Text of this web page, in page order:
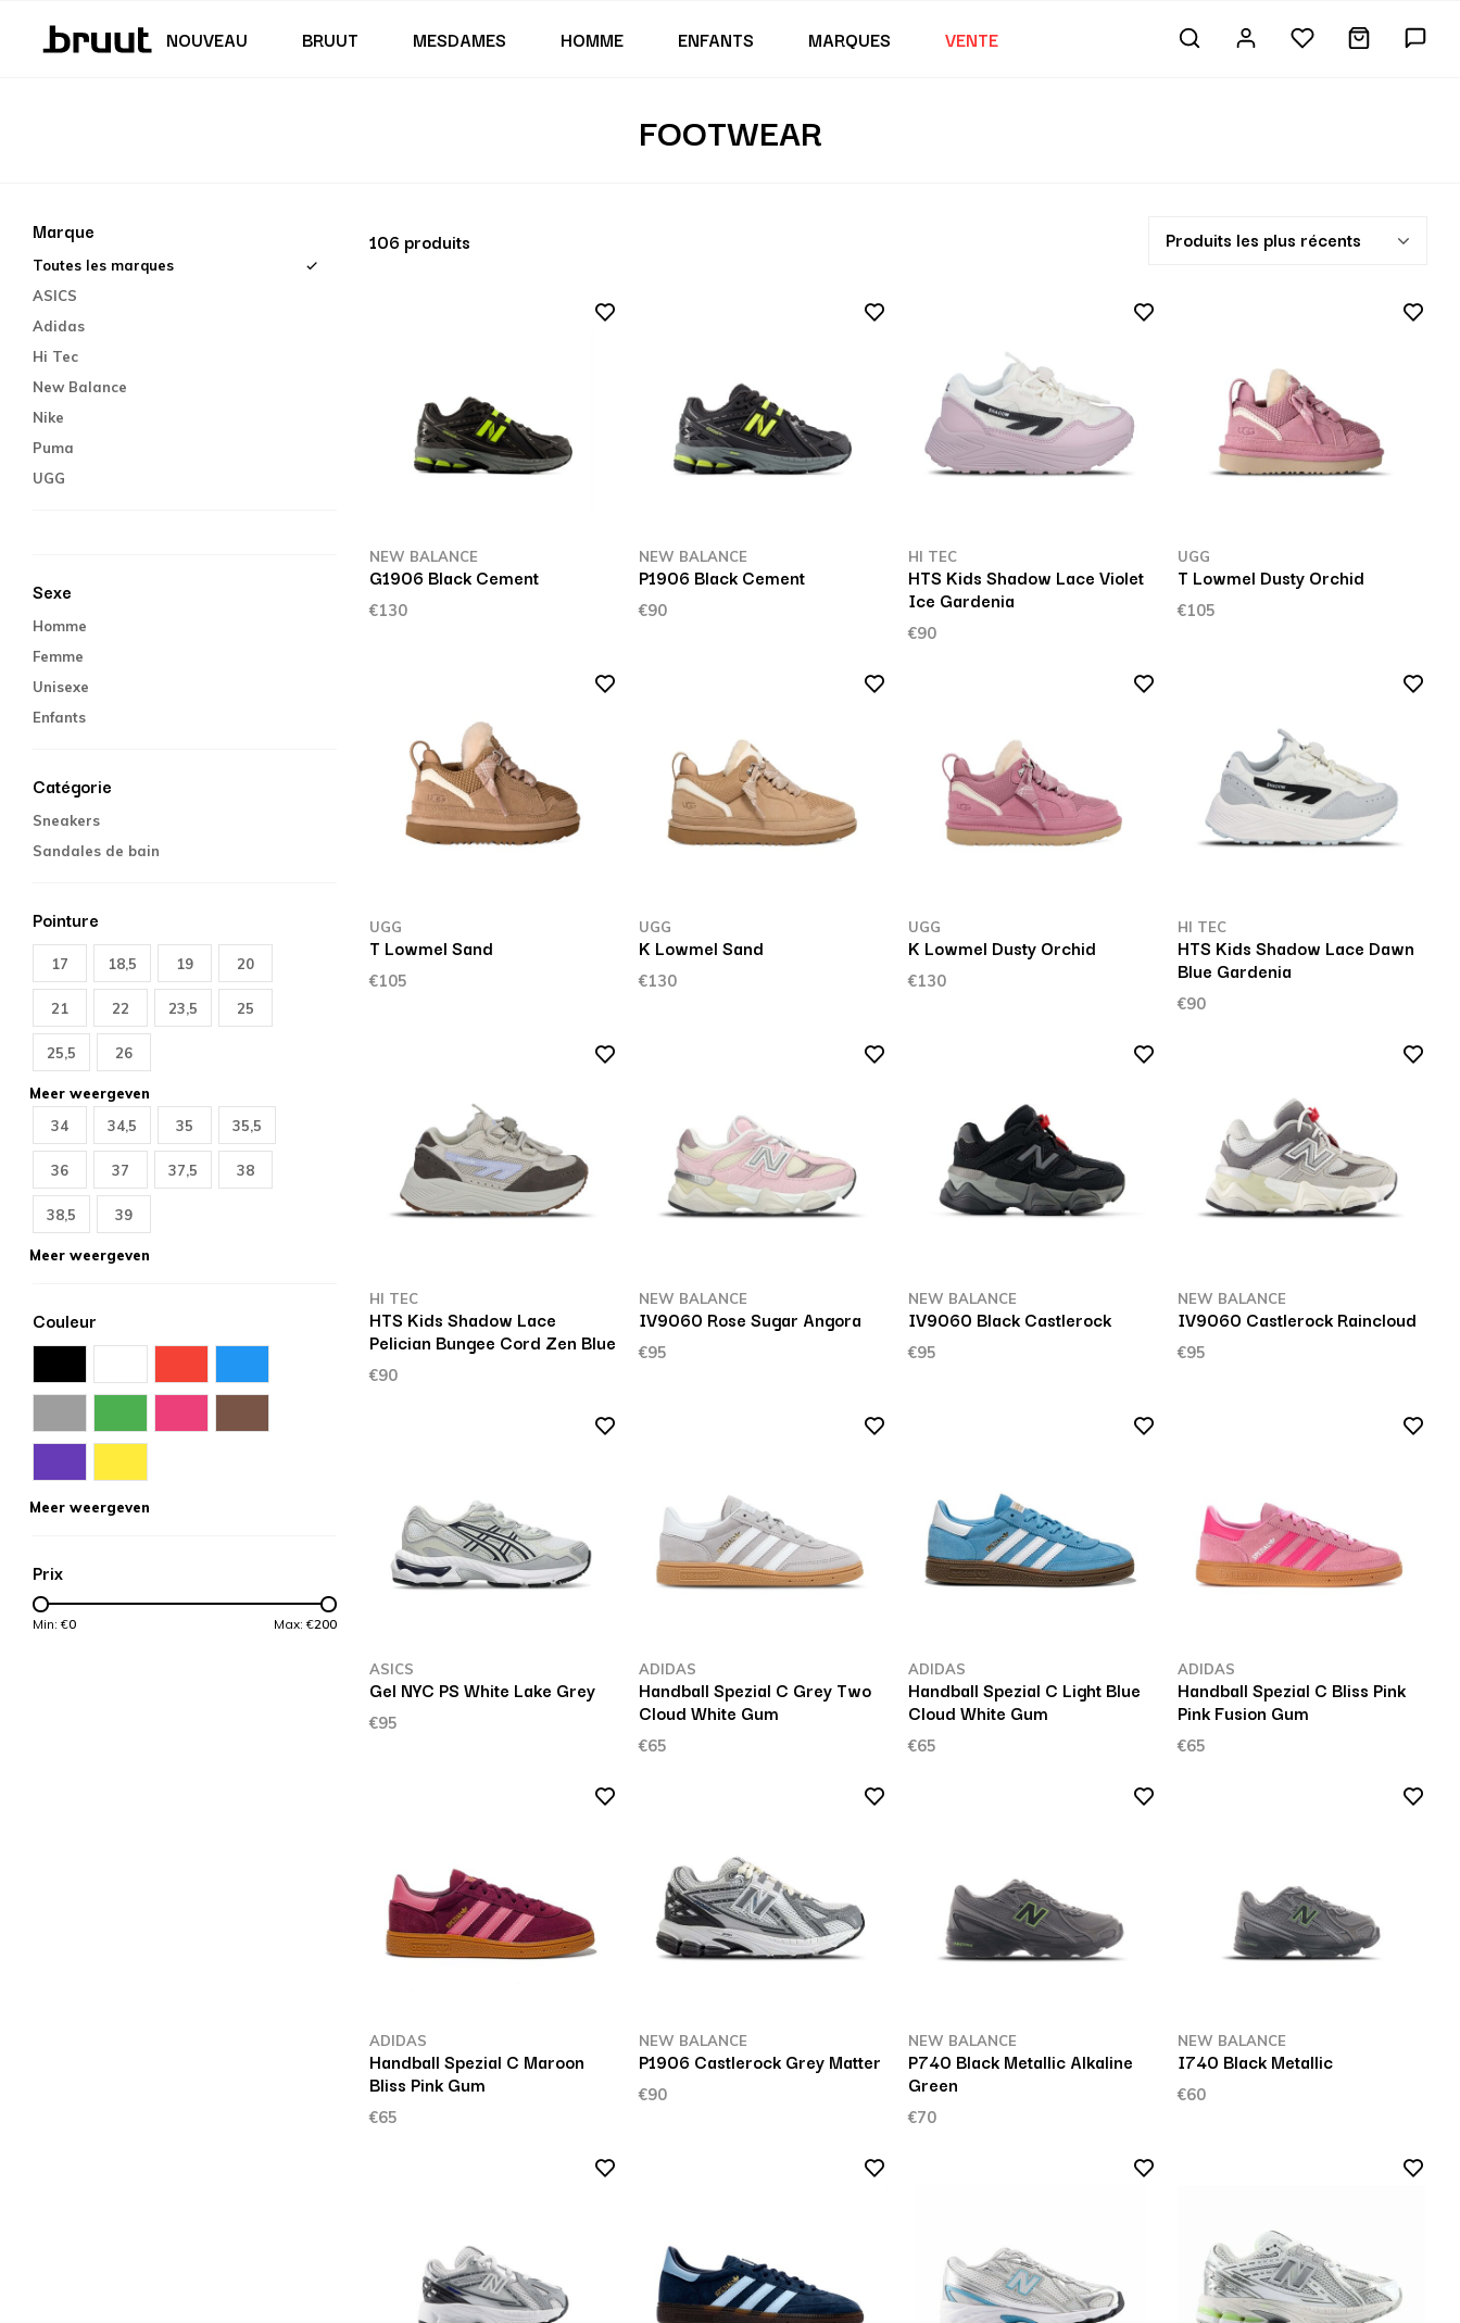
NOUVEAU BRUUT
Shorts
MESDAMES
Jupes & robes
HOMME
Maillot de bain
ENFANTS
Junior (122 - 170 CM)
MARQUES VENTE
FOOTWEAR
Marque
Toutes les marques
ASICS
Adidas
Hi Tec
New Balance
Nike
Puma
UGG
Sexe
Homme
Femme
Unisexe
Enfants
Catégorie
Sneakers
Sandales de bain
Pointure
17 18,5 19 20
21 22 23,5 25
25,5 26
Meer weergeven
34
34,5 35 35,5
36 37 37,5 38
38,5 39
Meer weergeven
Couleur
Meer weergeven
Prix
Min: €0 Max: €200
106 produits Produits les plus récents
NEW BALANCE
G1906 Black Cement
€130
NEW BALANCE
P1906 Black Cement
€90
HI TEC
HTS Kids Shadow Lace Violet
Ice Gardenia
€90
UGG
T Lowmel Dusty Orchid
€105
UGG
T Lowmel Sand
€105
UGG
K Lowmel Sand
€130
UGG
K Lowmel Dusty Orchid
€130
HI TEC
HTS Kids Shadow Lace Dawn
Blue Gardenia
€90
HI TEC
HTS Kids Shadow Lace
Pelician Bungee Cord Zen Blue
€90
NEW BALANCE
IV9060 Rose Sugar Angora
€95
NEW BALANCE
IV9060 Black Castlerock
€95
NEW BALANCE
IV9060 Castlerock Raincloud
€95
ASICS
Gel NYC PS White Lake Grey
€95
ADIDAS
Handball Spezial C Grey Two
Cloud White Gum
€65
ADIDAS
Handball Spezial C Light Blue
Cloud White Gum
€65
ADIDAS
Handball Spezial C Bliss Pink
Pink Fusion Gum
€65
ADIDAS
Handball Spezial C Maroon
Bliss Pink Gum
€65
NEW BALANCE
P1906 Castlerock Grey Matter
€90
NEW BALANCE
P740 Black Metallic Alkaline
Green
€70
NEW BALANCE
I740 Black Metallic
€60